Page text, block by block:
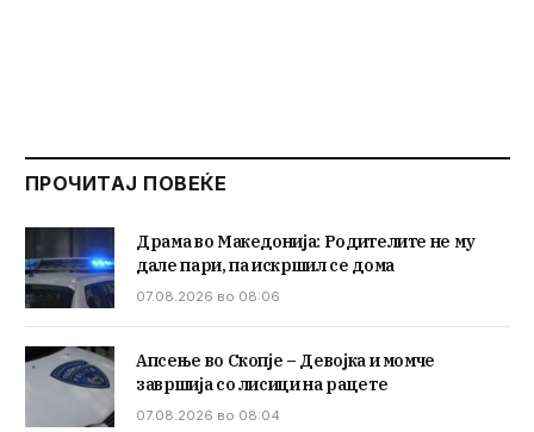
ПРОЧИТАЈ ПОВЕЌЕ
Драма во Македонија: Родителите не му
дале пари, па искршил се дома
07.08.2026 во 08:06
Апсење во Скопје – Девојка и момче
завршија со лисици на рацете
07.08.2026 во 08:04